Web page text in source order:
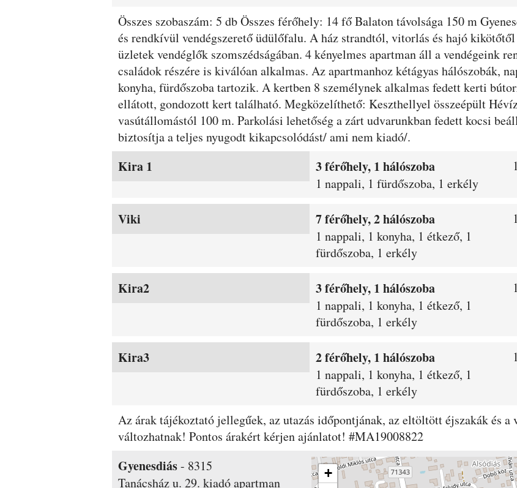
Leírás
Összes szobaszám: 5 db Összes férőhely: 14 fő Balaton távolsága 150 m
és rendkívül vendégszerető üdülőfalu. A ház strandtól, vitorlás és hajó
üzletek vendéglők szomszédságában. 4 kényelmes apartman áll a vendégeink
családok részére is kiválóan alkalmas. Az apartmanhoz kétágyas hálószobák,
konyha, fürdőszoba tartozik. A kertben 8 személynek alkalmas fedett kerti
ellátott, gondozott kert található. Megközelíthető: Keszthellyel összeépült
vasútállomástól 100 m. Parkolási lehetőség a zárt udvarunkban fedett kocsi
biztosítja a teljes nyugodt kikapcsolódást/ ami nem kiadó/.
Szobák és árak
Kira 1 3 férőhely, 1 hálószoba
1 nappali, 1 fürdőszoba, 1 erkély
Viki 7 férőhely, 2 hálószoba
1 nappali, 1 konyha, 1 étkező, 1
fürdőszoba, 1 erkély
Kira2 3 férőhely, 1 hálószoba
1 nappali, 1 konyha, 1 étkező, 1
fürdőszoba, 1 erkély
Kira3 2 férőhely, 1 hálószoba
1 nappali, 1 konyha, 1 étkező, 1
fürdőszoba, 1 erkély
Az árak tájékoztató jellegűek, az utazás időpontjának, az eltöltött éjszakák és a
változhatnak! Pontos árakért kérjen ajánlatot! #MA19008822
Gyenesdiás- 8315
Tanácsház u. 29. kiadó apartman
+